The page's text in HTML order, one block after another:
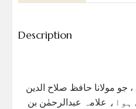
Description
جو مولانا حافظ صلاح الدین
علامہ عبدالرحمٰن بن